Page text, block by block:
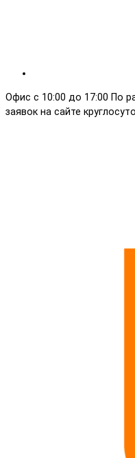
Офис с 10:00 до 17:00 По
заявок на сайте